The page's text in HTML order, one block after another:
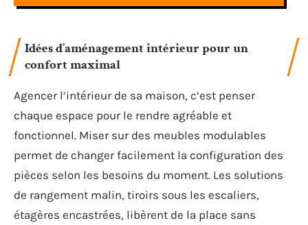
Idées d’aménagement intérieur pour un
confort maximal
Agencer l’intérieur de sa maison, c’est penser
chaque espace pour le rendre agréable et
fonctionnel. Miser sur des meubles modulables
permet de changer facilement la configuration des
pièces selon les besoins du moment. Les solutions
de rangement malin, tiroirs sous les escaliers,
étagères encastrées, libèrent de la place sans